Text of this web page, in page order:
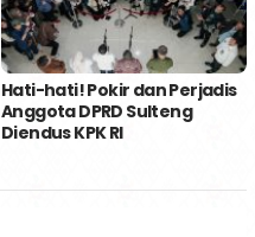
Hati-hati! Pokir dan Perjadis
Anggota DPRD Sulteng
Diendus KPK RI